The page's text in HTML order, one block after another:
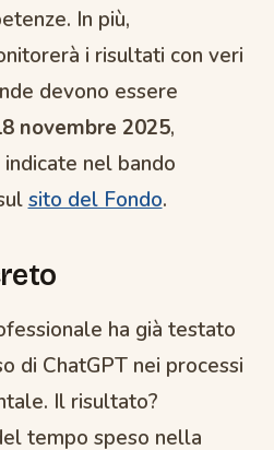
In più,
i risultati con veri
devono essere
novembre 2025,
nel bando
sito del Fondo.
ha già testato
di ChatGPT nei processi
Il risultato?
tempo speso nella